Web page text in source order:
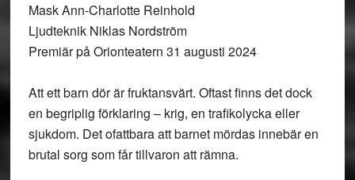
Mask Ann-Charlotte Reinhold
Ljudteknik Niklas Nordström
Premiär på Orionteatern 31 augusti 2024
Att ett barn dör är fruktansvärt. Oftast finns det dock
en begriplig förklaring – krig, en trafikolycka eller
sjukdom. Det ofattbara att barnet mördas innebär en
brutal sorg som får tillvaron att rämna.